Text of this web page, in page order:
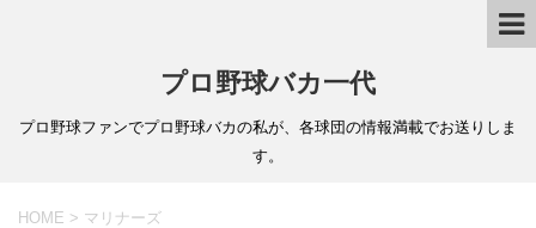
プロ野球バカ一代
プロ野球ファンでプロ野球バカの私が、各球団の情報満載でお送りしま
す。
HOME > マリナーズ